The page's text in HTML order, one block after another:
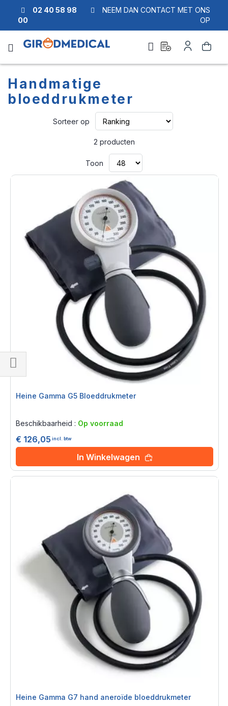
02 40 58 98
00
NEEM DAN CONTACT MET ONS
OP
Zoek
quote
Handmatige
bloeddrukmeter
Sorteer op
2 producten
Toon
Heine Gamma G5 Bloeddrukmeter
Beschikbaarheid : Op voorraad
€ 126,05 incl. btw
In Winkelwagen
Heine Gamma G7 hand aneroïde bloeddrukmeter
Filteren